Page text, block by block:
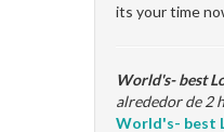
its your time
World's- best
alrededor de 2
World's- best